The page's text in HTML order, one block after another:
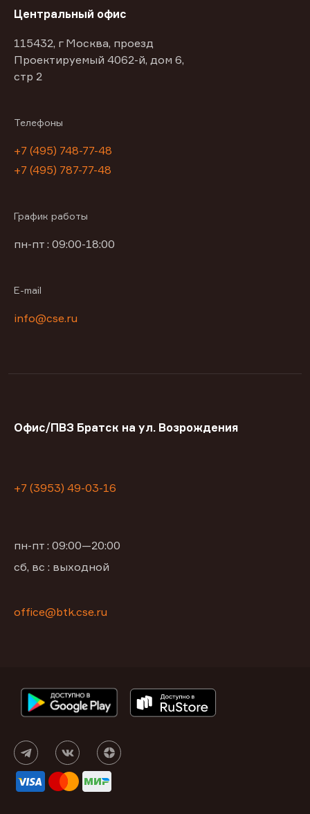
Центральный офис
115432, г Москва, проезд
Проектируемый 4062-й, дом 6,
стр 2
Телефоны
+7 (495) 748-77-48
+7 (495) 787-77-48
График работы
пн-пт : 09:00-18:00
E-mail
info@cse.ru
Офис/ПВЗ Братск на ул. Возрождения
+7 (3953) 49-03-16
пн-пт : 09:00—20:00
сб, вс : выходной
office@btk.cse.ru